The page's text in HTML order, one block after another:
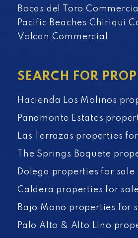
Bocas del Toro Commercial
Pacific Beaches Chiriqui
Volcan Commercial
SEARCH FOR
Hacienda Los Molinos
Panamonte Estates
Las Terrazas properties
The Springs Boquete
Dolega properties for sale
Caldera properties for
Bajo Mono properties for
Palo Alto & Alto Lino